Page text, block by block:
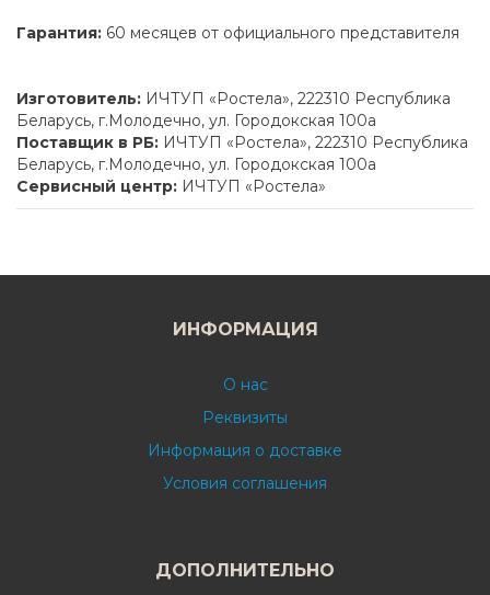
Гарантия: 60 месяцев от официального представителя
Изготовитель: ИЧТУП «Ростела», 222310 Республика
Беларусь, г.Молодечно, ул. Городокская 100а
Поставщик в РБ: ИЧТУП «Ростела», 222310 Республика
Беларусь, г.Молодечно, ул. Городокская 100а
Сервисный центр: ИЧТУП «Ростела»
ИНФОРМАЦИЯ
О нас
Реквизиты
Информация о доставке
Условия соглашения
ДОПОЛНИТЕЛЬНО